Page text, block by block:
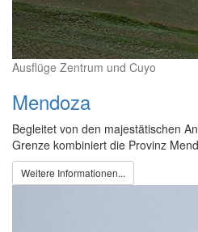
Ausflüge Zentrum und Cuyo
Mendoza
Begleitet von den majestätischen
Grenze kombiniert die Provinz
Weitere Informationen...